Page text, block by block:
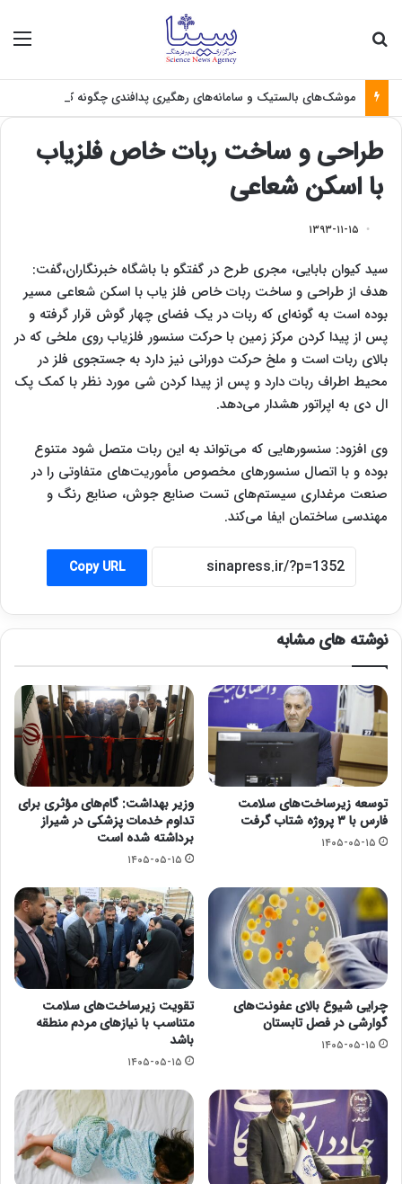
طراحی و ساخت ربات خاص فلزیاب
با اسکن شعاعی
۱۳۹۳-۱۱-۱۵
سید کیوان بابایی، مجری طرح در گفتگو با باشگاه خبرنگاران،گفت:‌
هدف از طراحی و ساخت ربات خاص فلز یاب با اسکن شعاعی مسیر
بوده است به گونه‌ای که ربات در یک فضای چهار گوش قرار گرفته و
پس از پیدا کردن مرکز زمین با حرکت سنسور فلزیاب روی ملخی که در
بالای ربات است و ملخ حرکت دورانی نیز دارد به جستجوی فلز در
محیط اطراف ربات دارد و پس از پیدا کردن شی مورد نظر با کمک پک
ال دی به اپراتور هشدار می‌دهد.
وی افزود: سنسورهایی که می‌تواند به این ربات متصل شود متنوع
بوده و با اتصال سنسورهای مخصوص مأموریت‌های متفاوتی را در
صنعت مرغداری سیستم‌های تست صنایع جوش، صنایع رنگ و
مهندسی ساختمان ایفا می‌کند.
Copy URL
نوشته های مشابه
توسعه زیرساخت‌های سلامت
فارس با ۳ پروژه شتاب گرفت
۱۴۰۵-۰۵-۱۵
وزیر بهداشت: گام‌های مؤثری برای
تداوم خدمات پزشکی در شیراز
برداشته شده است
۱۴۰۵-۰۵-۱۵
چرایی شیوع بالای عفونت‌های
گوارشی در فصل تابستان
۱۴۰۵-۰۵-۱۵
تقویت زیرساخت‌های سلامت
متناسب با نیازهای مردم منطقه
باشد
۱۴۰۵-۰۵-۱۵